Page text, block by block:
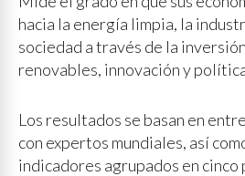
hacia la energía limpia, la
sociedad a través de la
renovables, innovación y
Los resultados se basan en
con expertos mundiales, así
indicadores agrupados en cinco